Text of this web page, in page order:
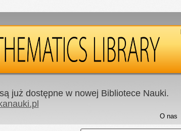
już dostępne w nowej Bibliotece Nauki.
O nas